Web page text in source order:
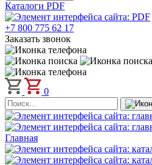
Каталоги PDF
+7 800 775 62 17
Заказать звонок
0
Главная